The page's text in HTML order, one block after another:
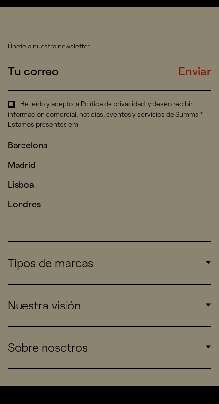
Únete a nuestra newsletter
Enviar
He leído y acepto la Política de privacidad y deseo recibir
información comercial, noticias, eventos y servicios de Summa.*
Estamos presentes em
Barcelona
Madrid
Lisboa
Londres
Tipos de marcas
Consumers
Startups
Nuestra visión
Work
Sobre nosotros